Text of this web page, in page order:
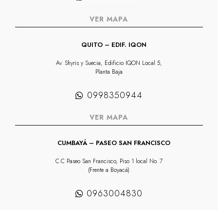
VER MAPA
QUITO – EDIF. IQON
Av. Shyris y Suecia, Edificio IQON Local 5,
Planta Baja
0998350944
VER MAPA
CUMBAYÁ – PASEO SAN FRANCISCO
C.C Paseo San Francisco, Piso 1 local No. 7
(Frente a Boyacá)
0963004830